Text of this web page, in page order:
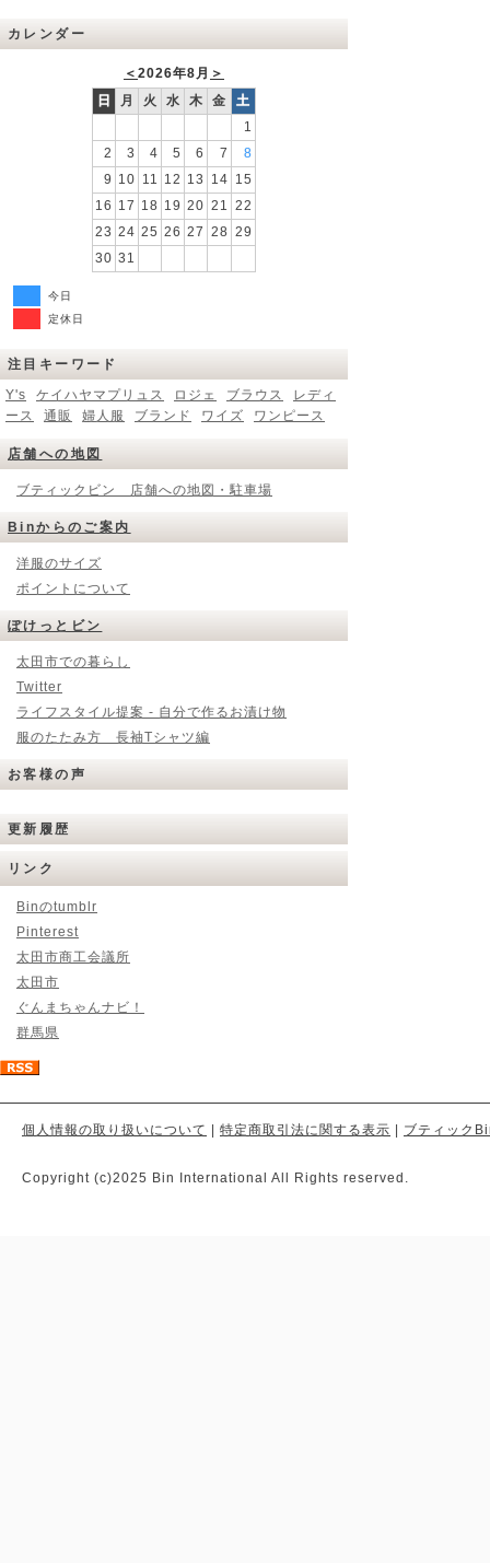
カレンダー
＜ 2026年8月 ＞
日
月 火 水 木 金
土
1
2
3 4 5 6 7
8
9 10 11 12 13 14 15
16 17 18 19 20 21 22
23 24 25 26 27 28 29
30 31
今日
定休日
注目キーワード
Y's
ケイハヤマプリュス ロジェ ブラウス
レディ
ース
通販 婦人服 ブランド ワイズ ワンピース
店舗への地図
ブティックビン 店舗への地図・駐車場
Binからのご案内
洋服のサイズ
ポイントについて
ぽけっとビン
太田市での暮らし
Twitter
ライフスタイル提案 - 自分で作るお漬け物
服のたたみ方 長袖Tシャツ編
お客様の声
更新履歴
リンク
Binのtumblr
Pinterest
太田市商工会議所
太田市
ぐんまちゃんナビ！
群馬県
個人情報の取り扱いについて 特定商取引法に関する表示 ブティック
Copyright (c)2025 Bin International All Rights reserved.